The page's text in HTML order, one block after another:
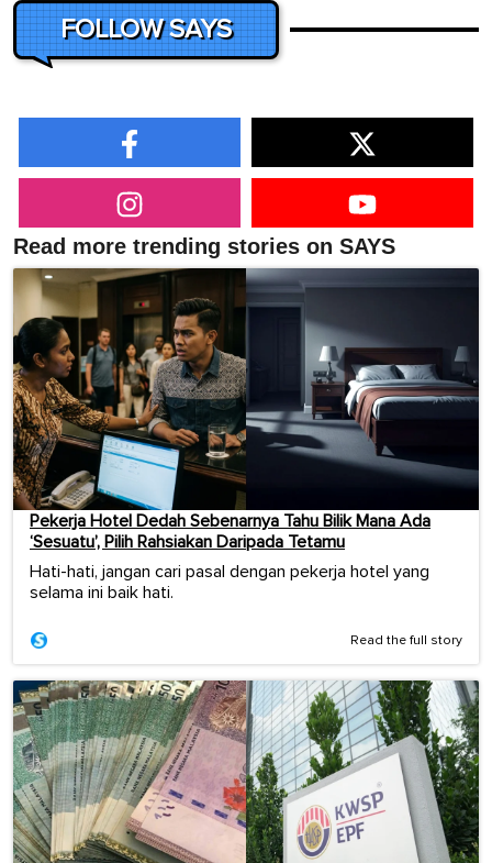
FOLLOW SAYS
Read more trending stories on SAYS
Pekerja Hotel Dedah Sebenarnya Tahu Bilik Mana Ada
‘Sesuatu’, Pilih Rahsiakan Daripada Tetamu
Hati-hati, jangan cari pasal dengan pekerja hotel yang
selama ini baik hati.
Read the full story